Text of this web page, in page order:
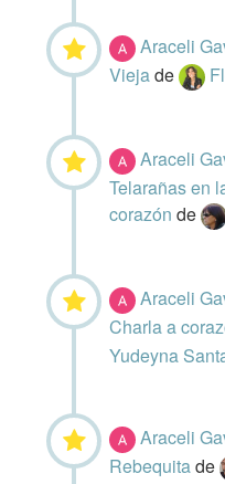
Araceli
Viejade
Araceli
Telarañas en
corazónde
Araceli
Charla a
Yudeyna
Araceli
Rebequitade